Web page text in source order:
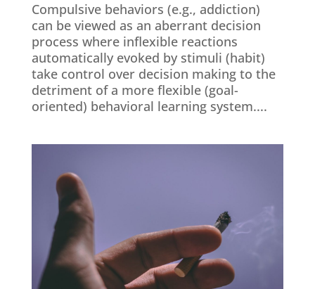
Compulsive behaviors (e.g., addiction)
can be viewed as an aberrant decision
process where inflexible reactions
automatically evoked by stimuli (habit)
take control over decision making to the
detriment of a more flexible (goal-
oriented) behavioral learning system....